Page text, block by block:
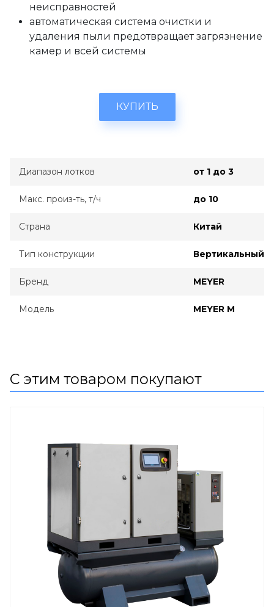
неисправностей
автоматическая система очистки и
удаления пыли предотвращает загрязнение
камер и всей системы
КУПИТЬ
Диапазон лотков от 1 до 3
Макс. произ-ть, т/ч до 10
Страна Китай
Тип конструкции Вертикальный
Бренд MEYER
Модель MEYER M
С этим товаром покупают